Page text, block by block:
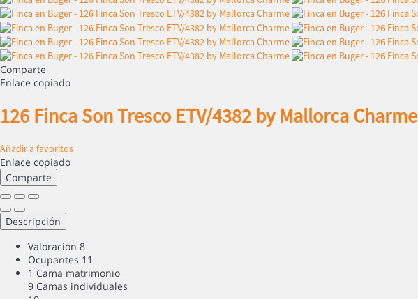
Comparte
Enlace copiado
126 Finca Son Tresco ETV/4382 by Mallorca Charme
Añadir a favoritos
Enlace copiado
Comparte
Descripción
Valoración 8
Ocupantes 11
1 Cama matrimonio
9 Camas individuales